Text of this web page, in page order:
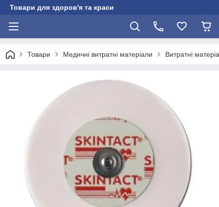
Товари для здоров'я та краси
Товари Медичні витратні матеріали Витратні